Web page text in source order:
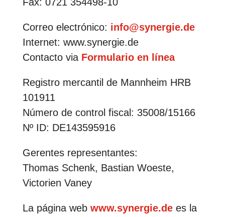
Correo electrónico: info@synergie.de
Internet: www.synergie.de
Contacto via Formulario en línea
Registro mercantil de Mannheim HRB
101911
Número de control fiscal: 35008/15166
Nº ID: DE143595916
Gerentes representantes:
Thomas Schenk, Bastian Woeste,
Victorien Vaney
La página web www.synergie.de es la